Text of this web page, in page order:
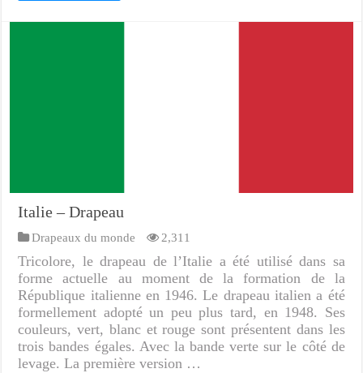
Italie – Drapeau
Drapeaux du monde 2,311
Tricolore, le drapeau de l’Italie a été utilisé dans sa
forme actuelle au moment de la formation de la
République italienne en 1946. Le drapeau italien a été
formellement adopté un peu plus tard, en 1948. Ses
couleurs, vert, blanc et rouge sont présentent dans les
trois bandes égales. Avec la bande verte sur le côté de
levage. La première version …